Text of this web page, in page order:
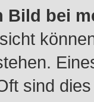
Bild bei
sind